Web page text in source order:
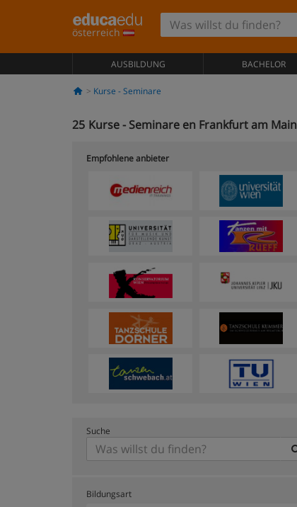
österreich
AUSBILDUNG BACHELOR
Kurse - Seminare
25 Kurse - Seminare en Frankfurt am Main
Empfohlene anbieter
Suche
Bildungsart